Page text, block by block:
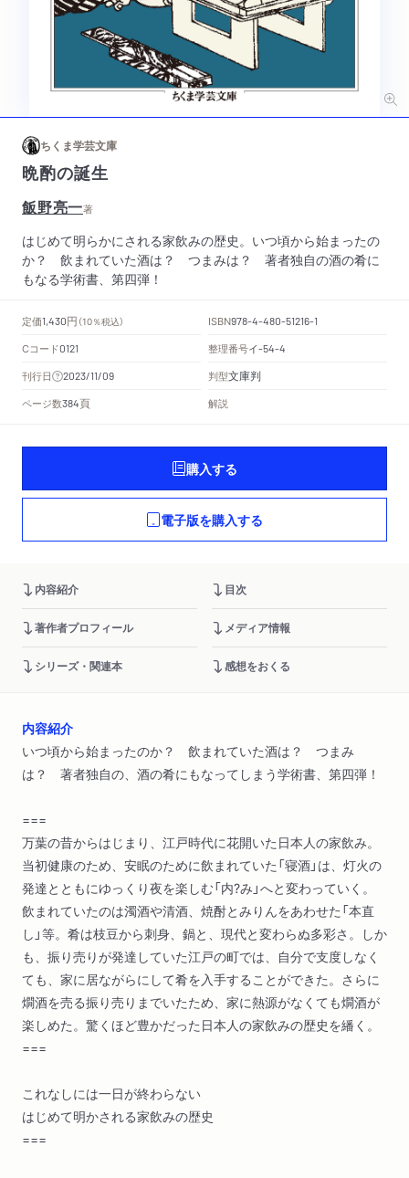
ちくま学芸文庫
晩酌の誕生
飯野亮一著
はじめて明らかにされる家飲みの歴史。いつ頃から始まったの
か？ 飲まれていた酒は？ つまみは？ 著者独自の酒の肴に
もなる学術書、第四弾！
定価1,430円 （10％税込） ISBN978-4-480-51216-1
Cコード0121 整理番号イ-54-4
刊行日 2023/11/09 判型文庫判
ページ数384頁 解説
購入する
電子版を購入する
内容紹介 目次
著作者プロフィール メディア情報
シリーズ・関連本 感想をおくる
内容紹介
いつ頃から始まったのか？ 飲まれていた酒は？ つまみ
は？ 著者独自の、酒の肴にもなってしまう学術書、第四弾！
===
万葉の昔からはじまり、江戸時代に花開いた日本人の家飲み。
当初健康のため、安眠のために飲まれていた「寝酒」は、灯火の
発達とともにゆっくり夜を楽しむ「内?み」へと変わっていく。
飲まれていたのは濁酒や清酒、焼酎とみりんをあわせた「本直
し」等。肴は枝豆から刺身、鍋と、現代と変わらぬ多彩さ。しか
も、振り売りが発達していた江戸の町では、自分で支度しなく
ても、家に居ながらにして肴を入手することができた。さらに
燗酒を売る振り売りまでいたため、家に熱源がなくても燗酒が
楽しめた。驚くほど豊かだった日本人の家飲みの歴史を繙く。
===
これなしには一日が終わらない
はじめて明かされる家飲みの歴史
===